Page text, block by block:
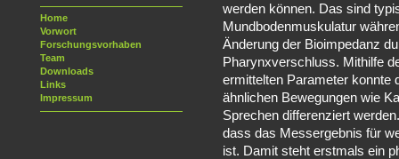
werden können. Das sind
Mundbodenmuskulatur
Änderung der Bioimpedanz
Pharynxverschluss. Mithilfe
ermittelten Parameter konnte
ähnlichen Bewegungen wie
Sprechen differenziert
dass das Messergebnis für
ist. Damit steht erstmals ein
Home
Vorwort
Forschungsvorhaben
Team
Downloads
Links
Impressum